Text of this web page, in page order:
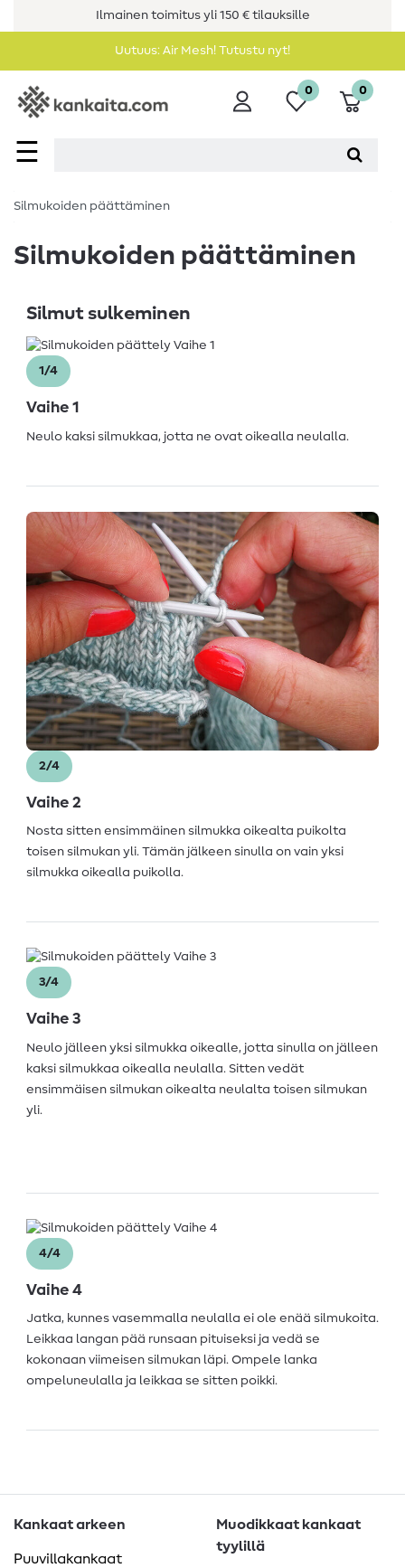
Ilmainen toimitus yli 150 € tilauksille
Uutuus: Air Mesh! Tutustu nyt!
☰
0 0
Silmukoiden päättäminen
Silmukoiden päättäminen
Silmut sulkeminen
1/4
Vaihe 1
Neulo kaksi silmukkaa, jotta ne ovat oikealla neulalla.
2/4
Vaihe 2
Nosta sitten ensimmäinen silmukka oikealta puikolta
toisen silmukan yli. Tämän jälkeen sinulla on vain yksi
silmukka oikealla puikolla.
3/4
Vaihe 3
Neulo jälleen yksi silmukka oikealle, jotta sinulla on jälleen
kaksi silmukkaa oikealla neulalla. Sitten vedät
ensimmäisen silmukan oikealta neulalta toisen silmukan
yli.
4/4
Vaihe 4
Jatka, kunnes vasemmalla neulalla ei ole enää silmukoita.
Leikkaa langan pää runsaan pituiseksi ja vedä se
kokonaan viimeisen silmukan läpi. Ompele lanka
ompeluneulalla ja leikkaa se sitten poikki.
Kankaat arkeen
Puuvillakankaat
Muodikkaat kankaat
tyylillä